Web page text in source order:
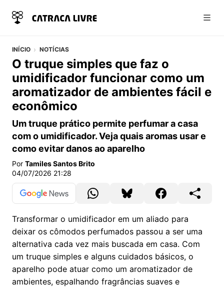
INÍCIO NOTÍCIAS
O truque simples que faz o
umidificador funcionar como um
aromatizador de ambientes fácil e
econômico
Um truque prático permite perfumar a casa
com o umidificador. Veja quais aromas usar e
como evitar danos ao aparelho
Por Tamiles Santos Brito
04/07/2026 21:28
Transformar o umidificador em um aliado para
deixar os cômodos perfumados passou a ser uma
alternativa cada vez mais buscada em casa. Com
um truque simples e alguns cuidados básicos, o
aparelho pode atuar como um aromatizador de
ambientes, espalhando fragrâncias suaves e